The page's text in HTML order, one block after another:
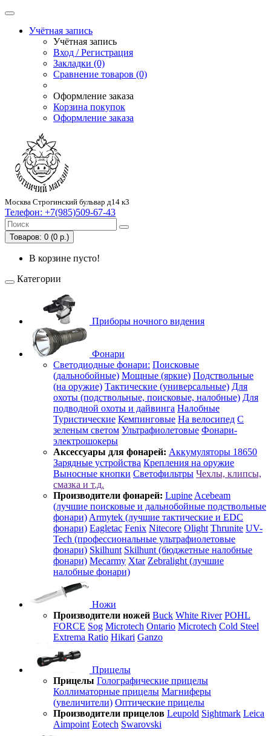
Учётная запись
Учётная запись
Вход / Регистрация
Закладки (0)
Сравнение товаров (0)
Оформление заказа
Корзина покупок
Оформление заказа
Москва Строгинский бульвар д14 к3
Телефон: +7(985)509-67-43
Товаров: 0 (0 р.)
В корзине пусто!
Категории
Приборы ночного видения
Фонари
Светодиодные фонари: Поисковые
(дальнобойные) Мощные (яркие) Подствольные
(на оружие) Тактические (универсальные) Для
охоты (подствольные, поисковые, налобные) Для
подводной охоты и дайвинга Налобные
Туристические Кемпинговые На велосипед С
зеленым светом Ультрафиолетовые Фонари-
электрошокеры
Аксессуары для фонарей: Аккумуляторы 18650
Зарядные устройства Крепления на оружие
Выносные кнопки Светофильтры Чехлы, клипсы,
смазка и т.д.
Производители фонарей: Lupine Acebeam
(лучшие поисковые и дальнобойные подствольные
фонари) Armytek (лучшие тактические и EDC
фонари) Eagletac Fenix Nitecore Olight Thrunite UV-
Tech (профессиональные ультрафиолетовые
фонари) Skilhunt Skilhunt (бюджетные налобные
фонари) Mecarmy Xtar Zebralight (лучшие
налобные фонари)
Ножи
Производители ножей Buck White River POHL
FORCE Sog Microtech Ontario Microtech Cold Steel
Extrema Ratio Hikari Ganzo
Прицелы
Прицелы Голографические прицелы
Коллиматорные прицелы Магниферы
(увеличители) Оптические прицелы
Производители прицелов Leupold Sightmark Leica
Aimpoint Eotech Swarovski